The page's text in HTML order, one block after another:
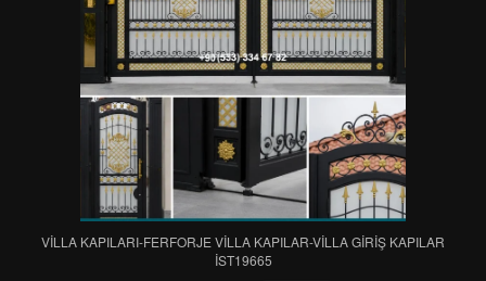
VİLLA KAPILARI-FERFORJE VİLLA KAPILAR-VİLLA GİRİŞ KAPILAR
IST19665